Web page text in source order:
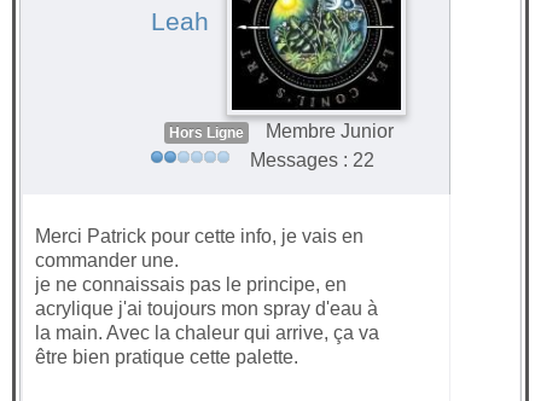
Leah
Hors Ligne
Membre Junior
Messages : 22
Merci Patrick pour cette info, je vais en
commander une.
je ne connaissais pas le principe, en
acrylique j'ai toujours mon spray d'eau à
la main. Avec la chaleur qui arrive, ça va
être bien pratique cette palette.